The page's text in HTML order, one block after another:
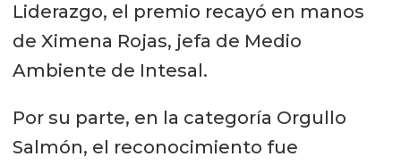
Liderazgo, el premio recayó en manos
de Ximena Rojas, jefa de Medio
Ambiente de Intesal.
Por su parte, en la categoría Orgullo
Salmón, el reconocimiento fue